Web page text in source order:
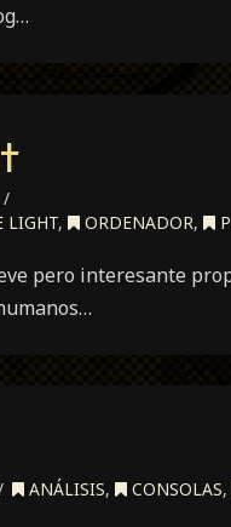
LIGHT, ORDENADOR,
pero interesante
ANÁLISIS, CONSOLAS,